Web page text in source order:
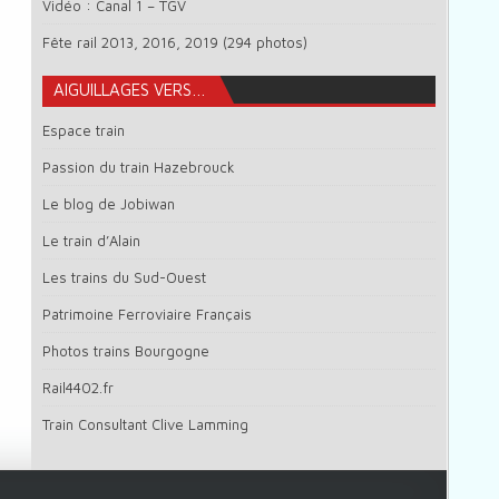
Vidéo : Canal 1 – TGV
Fête rail 2013, 2016, 2019 (294 photos)
AIGUILLAGES VERS…
Espace train
Passion du train Hazebrouck
Le blog de Jobiwan
Le train d’Alain
Les trains du Sud-Ouest
Patrimoine Ferroviaire Français
Photos trains Bourgogne
Rail4402.fr
Train Consultant Clive Lamming